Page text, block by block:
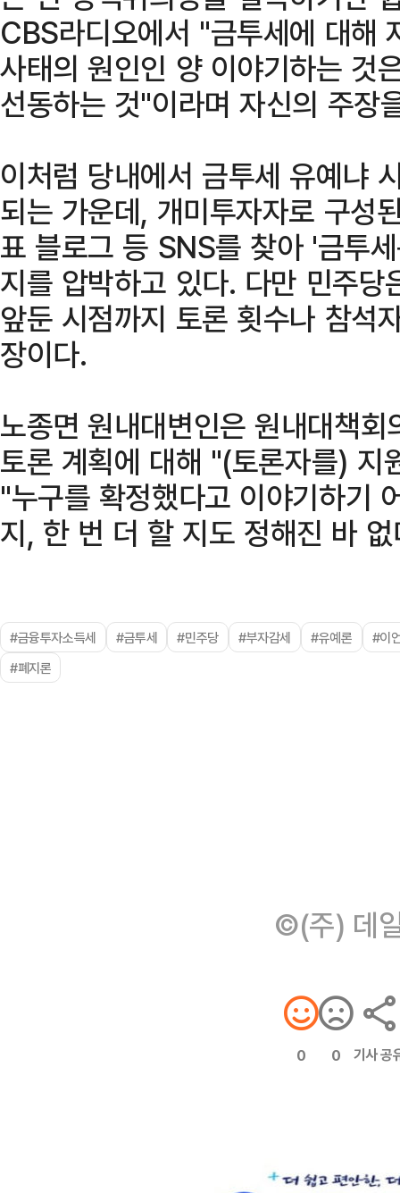
CBS라디오에서 "금투세에 대해
사태의 원인인 양 이야기하는 것
선동하는 것"이라며 자신의 주장
이처럼 당내에서 금투세 유예냐
되는 가운데, 개미투자자로 구성
표 블로그 등 SNS를 찾아 '금투
지를 압박하고 있다. 다만 민주
앞둔 시점까지 토론 횟수나 참석
장이다.
노종면 원내대변인은 원내대책
토론 계획에 대해 "(토론자를) 지
"누구를 확정했다고 이야기하기
지, 한 번 더 할 지도 정해진 바
#금융투자소득세 #금투세 #민주당 #부자감세 #유예론
#이
#폐지론
©(주) 데
0 0 기사 공